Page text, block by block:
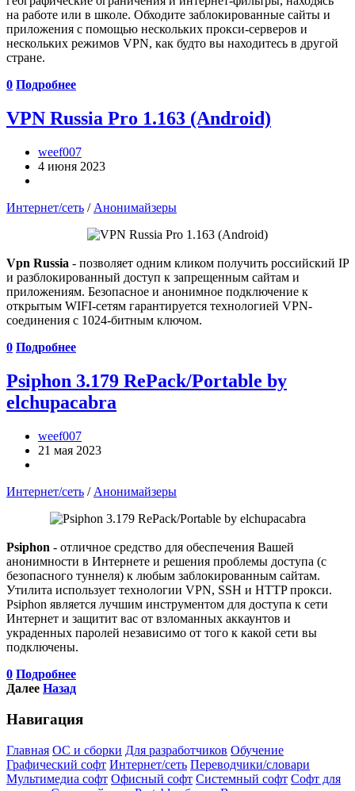
на работе или в школе. Обходите заблокированные сайты и
приложения с помощью нескольких прокси-серверов и
нескольких режимов VPN, как будто вы находитесь в другой
стране.
0 Подробнее
VPN Russia Pro 1.163 (Android)
weef007
4 июня 2023
Интернет/сеть / Анонимайзеры
Vpn Russia - позволяет одним кликом получить российский IP
и разблокированный доступ к запрещенным сайтам и
приложениям. Безопасное и анонимное подключение к
открытым WIFI-сетям гарантируется технологией VPN-
соединения с 1024-битным ключом.
0 Подробнее
Psiphon 3.179 RePack/Portable by
elchupacabra
weef007
21 мая 2023
Интернет/сеть / Анонимайзеры
Psiphon - отличное средство для обеспечения Вашей
анонимности в Интернете и решения проблемы доступа (с
безопасного туннеля) к любым заблокированным сайтам.
Утилита использует технологии VPN, SSH и HTTP прокси.
Psiphon является лучшим инструментом для доступа к сети
Интернет и защитит вас от взломанных аккаунтов и
украденных паролей независимо от того к какой сети вы
подключены.
0 Подробнее
Далее Назад
Навигация
Главная ОС и сборки Для разработчиков Обучение
Графический софт Интернет/сеть Переводчики/словари
Мультимедиа софт Офисный софт Системный софт Софт для